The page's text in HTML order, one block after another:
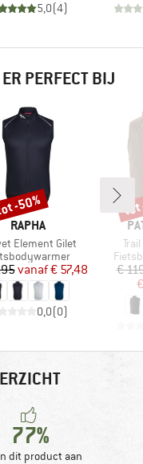
5,0(4)
PERFECT BIJ
MERK
RAPHA
Element Gilet
Prijs
Verlaagde prijs
vanaf€ 57,48
0,0(0)
-50%
€
77%
dit product aan